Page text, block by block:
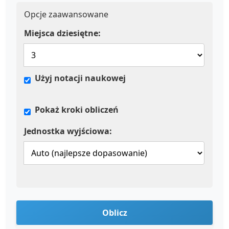
Opcje zaawansowane
Miejsca dziesiętne:
Użyj notacji naukowej
Pokaż kroki obliczeń
Jednostka wyjściowa:
Oblicz